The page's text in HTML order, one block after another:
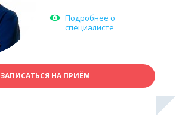
Подробнее о
специалисте
ЗАПИСАТЬСЯ НА ПРИЁМ